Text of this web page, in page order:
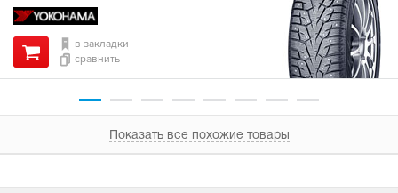
в закладки
сравнить
Показать все похожие товары